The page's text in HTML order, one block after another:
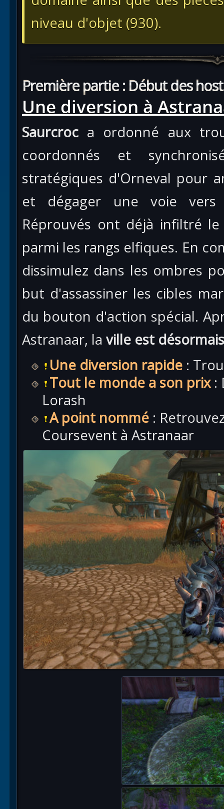
niveau d'objet (930).
Première partie : Début des
Une diversion à
Saurcroc a ordonné aux
coordonnés et
stratégiques d'Orneval pour
et dégager une voie vers
Réprouvés ont déjà infiltré
parmi les rangs elfiques. En
dissimulez dans les ombres
but d'assassiner les cibles
du bouton d'action spécial.
Astranaar, la ville est
Une diversion rapide :
Tout le monde a son prix:
Lorash
A point nommé :
Coursevent à Astranaar